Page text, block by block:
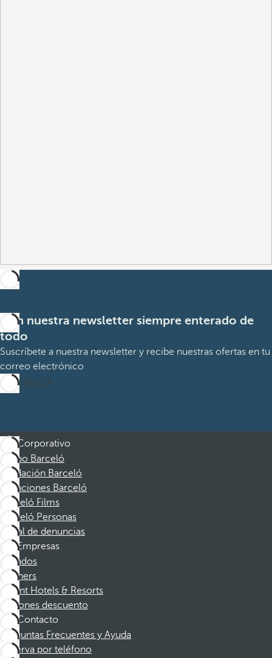
Con nuestra newsletter siempre enterado de
todo
Suscríbete a nuestra newsletter y recibe nuestras ofertas en tu
correo electrónico
Suscribirme
Corporativo
Grupo Barceló
Fundación Barceló
Vacaciones Barceló
Barceló Films
Barceló Personas
Canal de denuncias
Empresas
Afiliados
Partners
Dorint Hotels & Resorts
Cupones descuento
Contacto
Preguntas Frecuentes y Ayuda
Reserva por teléfono